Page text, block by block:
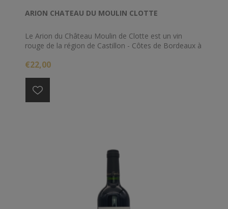
ARION CHATEAU DU MOULIN CLOTTE
Le Arion du Château Moulin de Clotte est un vin
rouge de la région de Castillon - Côtes de Bordeaux à
avec un bel équilibre entre l'acidité et les tanins.
€22,00